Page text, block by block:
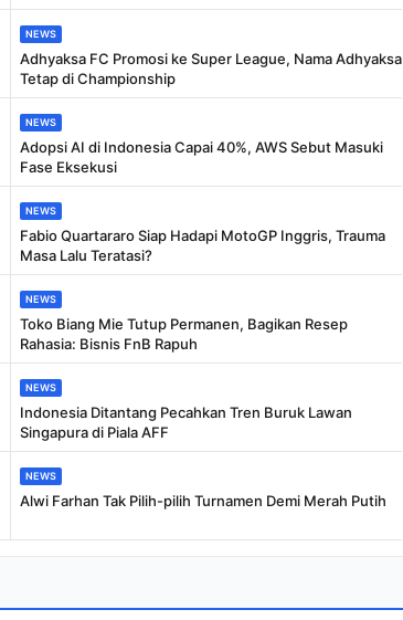
NEWS
Adhyaksa FC Promosi ke Super League, Nama Adhyaksa
Tetap di Championship
NEWS
Adopsi AI di Indonesia Capai 40%, AWS Sebut Masuki
Fase Eksekusi
NEWS
Fabio Quartararo Siap Hadapi MotoGP Inggris, Trauma
Masa Lalu Teratasi?
NEWS
Toko Biang Mie Tutup Permanen, Bagikan Resep
Rahasia: Bisnis FnB Rapuh
NEWS
Indonesia Ditantang Pecahkan Tren Buruk Lawan
Singapura di Piala AFF
NEWS
Alwi Farhan Tak Pilih-pilih Turnamen Demi Merah Putih